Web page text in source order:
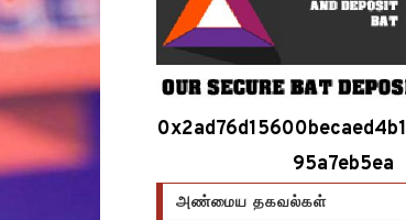
95a7eb5ea
அண்மைய தகவல்கள்